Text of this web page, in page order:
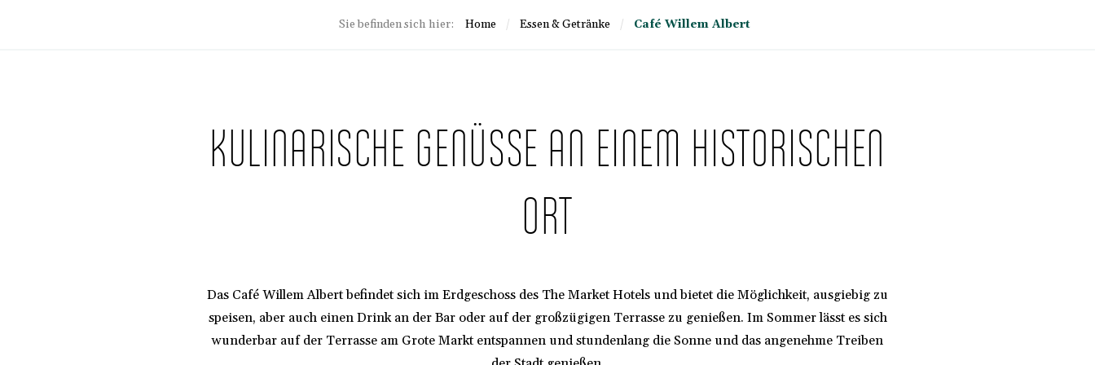
Sie befinden sich hier: Home / Essen & Getränke / Café Willem Albert
KULINARISCHE GENÜSSE AN EINEM HISTORISCHEN
ORT
Das Café Willem Albert befindet sich im Erdgeschoss des The Market Hotels und bietet die Möglichkeit, ausgiebig zu
speisen, aber auch einen Drink an der Bar oder auf der großzügigen Terrasse zu genießen. Im Sommer lässt es sich
wunderbar auf der Terrasse am Grote Markt entspannen und stundenlang die Sonne und das angenehme Treiben